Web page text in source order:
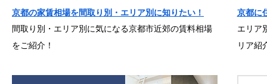
京都の家賃相場を間取り別・エリア別に知りたい！
間取り別・エリア別に気になる京都市近郊の賃料相場
をご紹介！
京都に
エリア
リア紹